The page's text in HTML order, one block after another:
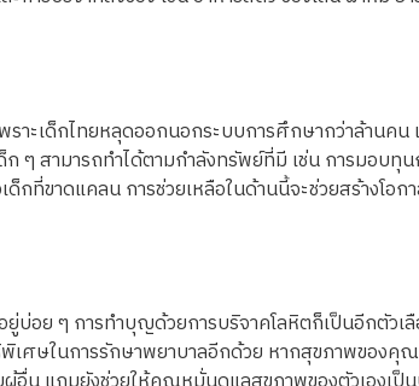
เด็กไทยหลุดออกนอกระบบการศึกษากว่าล้านคน
ๆ สามารถทำได้ตามกำลังทรัพย์ที่มี เช่น การมอบ
กที่ขาดแคลน การช่วยเหลือในด้านนี้จะช่วยสร้างโอ
ยู่บ่อย ๆ การทำบุญด้วยการบริจาคโลหิตก็เป็นอีกตัว
เศษในการรักษาพยาบาลอีกด้วย หากสุขภาพของ